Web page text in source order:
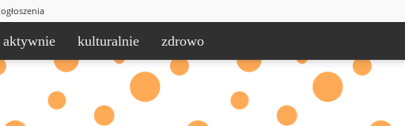
ogłoszenia
aktywnie kulturalnie zdrowo